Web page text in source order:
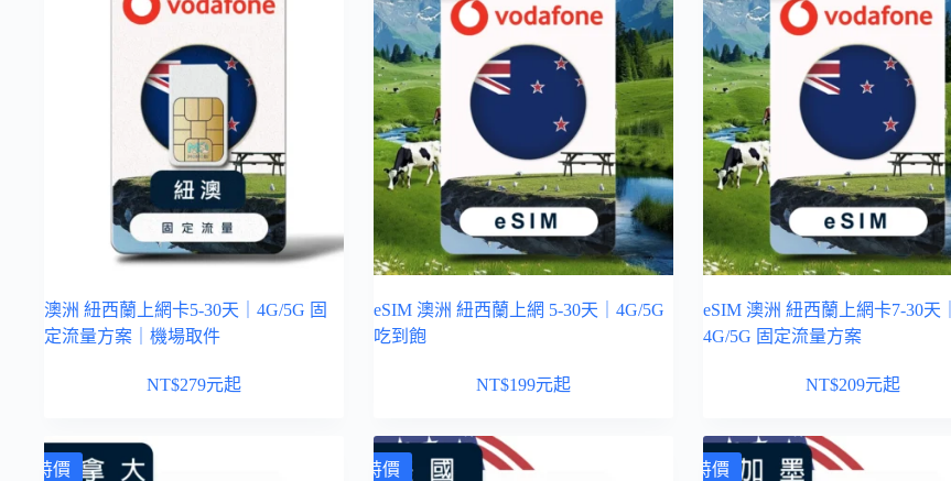
澳洲 紐西蘭上網卡5-30天｜4G/5G 固
定流量方案｜機場取件
NT$279元起
eSIM 澳洲 紐西蘭上網 5-30天｜4G/5G
吃到飽
NT$199元起
eSIM 澳洲 紐西蘭上網卡7-30天｜
4G/5G 固定流量方案
NT$209元起
特價 特價 特價